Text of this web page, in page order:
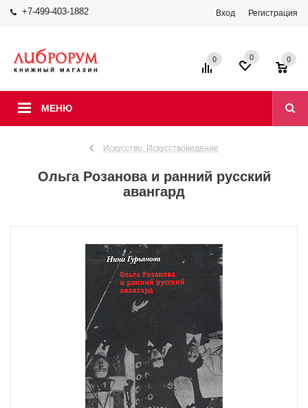
+7-499-403-1882 Вход Регистрация
МЕНЮ
0 0 0
Искусство. Искусствоведение
Ольга Розанова и ранний русский
авангард